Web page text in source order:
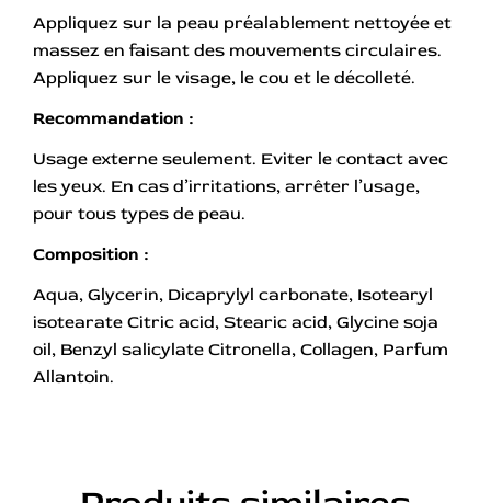
Appliquez sur la peau préalablement nettoyée et
massez en faisant des mouvements circulaires.
Appliquez sur le visage, le cou et le décolleté.
Recommandation :
Usage externe seulement. Eviter le contact avec
les yeux. En cas d’irritations, arrêter l’usage,
pour tous types de peau.
Composition :
Aqua, Glycerin, Dicaprylyl carbonate, Isotearyl
isotearate Citric acid, Stearic acid, Glycine soja
oil, Benzyl salicylate Citronella, Collagen, Parfum
Allantoin.